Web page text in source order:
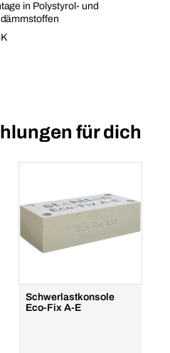
in Polystyrol- und
für dich
Schwerlastkonsole
Eco-Fix A-E